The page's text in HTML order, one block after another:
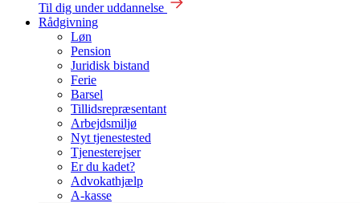
Til dig under uddannelse
Rådgivning
Løn
Pension
Juridisk bistand
Ferie
Barsel
Tillidsrepræsentant
Arbejdsmiljø
Nyt tjenestested
Tjenesterejser
Er du kadet?
Advokathjælp
A-kasse